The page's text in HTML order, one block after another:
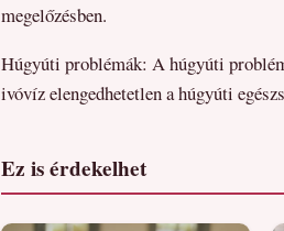
megelőzésben.
Húgyúti problémák: A húgyúti
ivóvíz elengedhetetlen a húgyúti
Ez is érdekelhet